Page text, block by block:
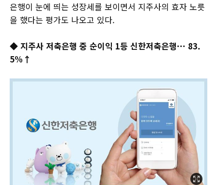
은행이 눈에 띄는 성장세를 보이면서 지주사의 효자 노릇
을 했다는 평가도 나오고 있다.
◆ 지주사 저축은행 중 순이익 1등 신한저축은행··· 83.
5%↑